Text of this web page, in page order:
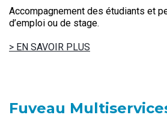
Accompagnement des étudiants et
d’emploi ou de stage.
> EN SAVOIR PLUS
Fuveau